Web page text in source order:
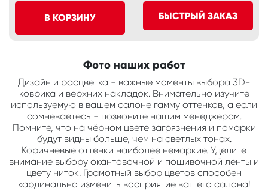
В КОРЗИНУ БЫСТРЫЙ ЗАКАЗ
Фото наших работ
Дизайн и расцветка - важные моменты выбора 3D-
коврика и верхних накладок. Внимательно изучите
используемую в вашем салоне гамму оттенков, а если
сомневаетесь - позвоните нашим менеджерам.
Помните, что на чёрном цвете загрязнения и помарки
будут видны больше, чем на светлых тонах.
Коричневые оттенки наиболее немаркие. Уделите
внимание выбору окантовочной и пошивочной ленты и
цвету ниток. Грамотный выбор цветов способен
кардинально изменить восприятие вашего салона!